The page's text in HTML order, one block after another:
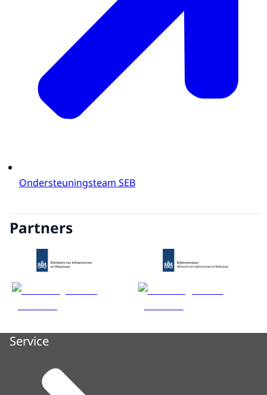
Ondersteuningsteam SEB
Partners
Service